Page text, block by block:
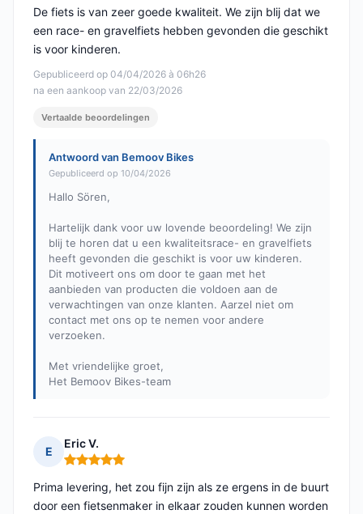
Gepubliceerd op 04/04/2026 à 06h26
na een aankoop van 22/03/2026
De fiets is van zeer goede kwaliteit. We zijn blij dat we
een race- en gravelfiets hebben gevonden die geschikt
is voor kinderen.
Vertaalde beoordelingen
Antwoord van Bemoov Bikes
Gepubliceerd op 10/04/2026
Hallo Sören,
Hartelijk dank voor uw lovende beoordeling! We zijn
blij te horen dat u een kwaliteitsrace- en gravelfiets
heeft gevonden die geschikt is voor uw kinderen.
Dit motiveert ons om door te gaan met het
aanbieden van producten die voldoen aan de
verwachtingen van onze klanten. Aarzel niet om
contact met ons op te nemen voor andere
verzoeken.
Met vriendelijke groet,
Het Bemoov Bikes-team
E
Eric V.
Opmerking: 5 van 5
Prima levering, het zou fijn zijn als ze ergens in de buurt
door een fietsenmaker in elkaar zouden kunnen worden